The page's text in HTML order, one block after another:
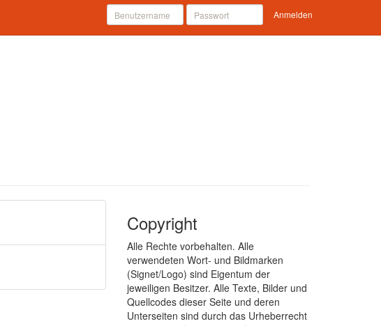
Anmelden
Copyright
Alle Rechte vorbehalten. Alle
verwendeten Wort- und Bildmarken
(Signet/Logo) sind Eigentum der
jeweiligen Besitzer. Alle Texte, Bilder und
Quellcodes dieser Seite und deren
Unterseiten sind durch das Urheberrecht